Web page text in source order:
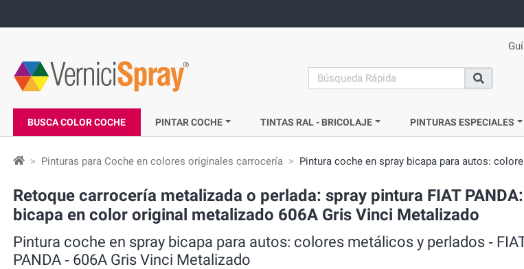
search
Buscar
BUSCA COLOR COCHE PINTAR COCHE TINTAS RAL - BRICOLAJE PINTURAS ESPECIALES
Pinturas para Coche en colores originales carrocería Pintura coche en spray bicapa para autos:
Retoque carrocería metalizada o perlada: spray pintura FIAT
bicapa en color original metalizado 606A Gris Vinci Metalizado
Pintura coche en spray bicapa para autos: colores metálicos y perlados ‐
PANDA ‐ 606A Gris Vinci Metalizado